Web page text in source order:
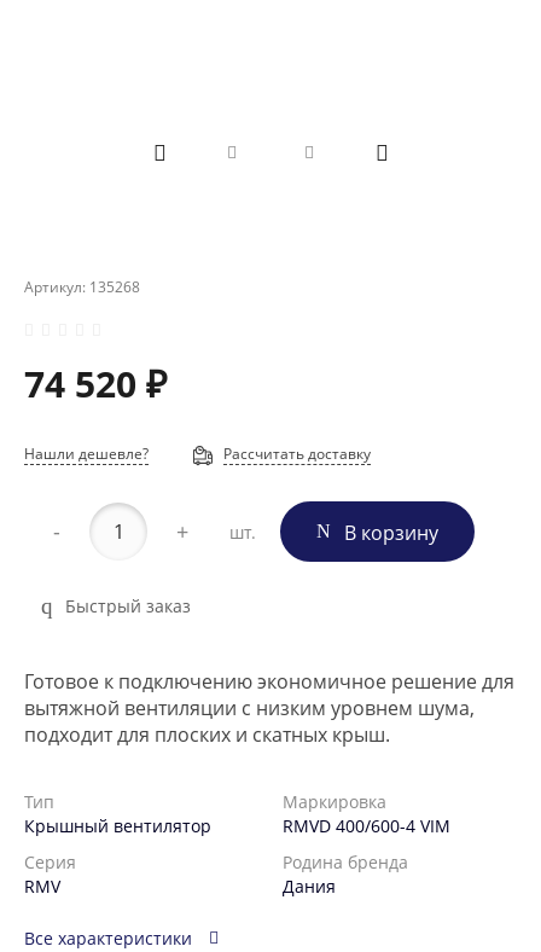
Артикул: 135268
74 520 ₽
Нашли дешевле? Рассчитать доставку
- + шт. В корзину
Быстрый заказ
Готовое к подключению экономичное решение для
вытяжной вентиляции с низким уровнем шума,
подходит для плоских и скатных крыш.
Тип
Крышный вентилятор
Маркировка
RMVD 400/600-4 VIM
Серия
RMV
Родина бренда
Дания
Все характеристики